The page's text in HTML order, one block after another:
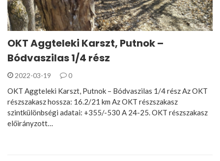
OKT Aggteleki Karszt, Putnok –
Bódvaszilas 1/4 rész
2022-03-19 0
OKT Aggteleki Karszt, Putnok – Bódvaszilas 1/4 rész Az OKT
részszakasz hossza: 16.2/21 km Az OKT részszakasz
szintkülönbségi adatai: +355/-530 A 24-25. OKT részszakasz
előirányzott…